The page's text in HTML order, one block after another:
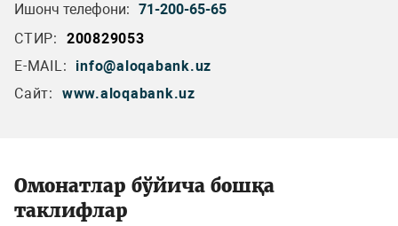
Ишонч телефони: 71-200-65-65
СТИР:
200829053
E-MAIL:
info@aloqabank.uz
Сайт:
www.aloqabank.uz
Омонатлар бўйича бошқа
таклифлар